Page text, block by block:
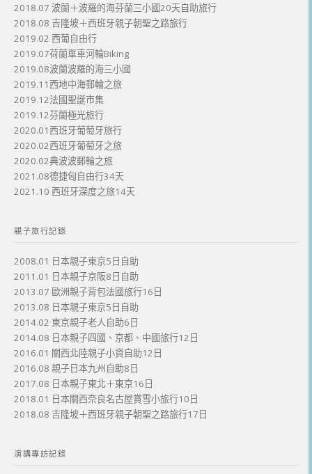
2018.07 波蘭＋波羅的海芬蘭三小國20天自助旅行
2018.08 吉隆坡＋西班牙親子朝聖之路旅行
2019.02 西葡自由行
2019.07荷蘭單車河輪Biking
2019.08波蘭波羅的海三小國
2019.11西地中海郵輪之旅
2019.12法國聖誕市集
2019.12芬蘭極光旅行
2020.01西班牙葡萄牙旅行
2020.02西班牙葡萄牙之旅
2020.02典波波郵輪之旅
2021.08德捷匈自由行34天
2021.10 西班牙深度之旅14天
親子旅行記錄
2008.01 日本親子東京5日自助
2011.01 日本親子京阪8日自助
2013.07 歐洲親子背包法國旅行16日
2013.08 日本親子東京5日自助
2014.02 東京親子老人自助6日
2014.08 日本親子四國、京都、中國旅行12日
2016.01 關西北陸親子小資自助12日
2016.08 親子日本九州自助8日
2017.08 日本親子東北＋東京16日
2018.01 日本關西奈良名古屋賞雪小旅行10日
2018.08 吉隆坡＋西班牙親子朝聖之路旅行17日
演講專訪記錄